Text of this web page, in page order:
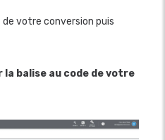
de votre conversion puis
balise au code de votre